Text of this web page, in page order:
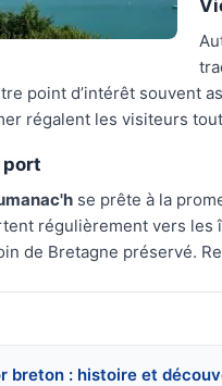
point d’intérêt souvent
régalent les visiteurs
port
se prête à la
régulièrement vers les
de Bretagne préservé.
breton : histoire et